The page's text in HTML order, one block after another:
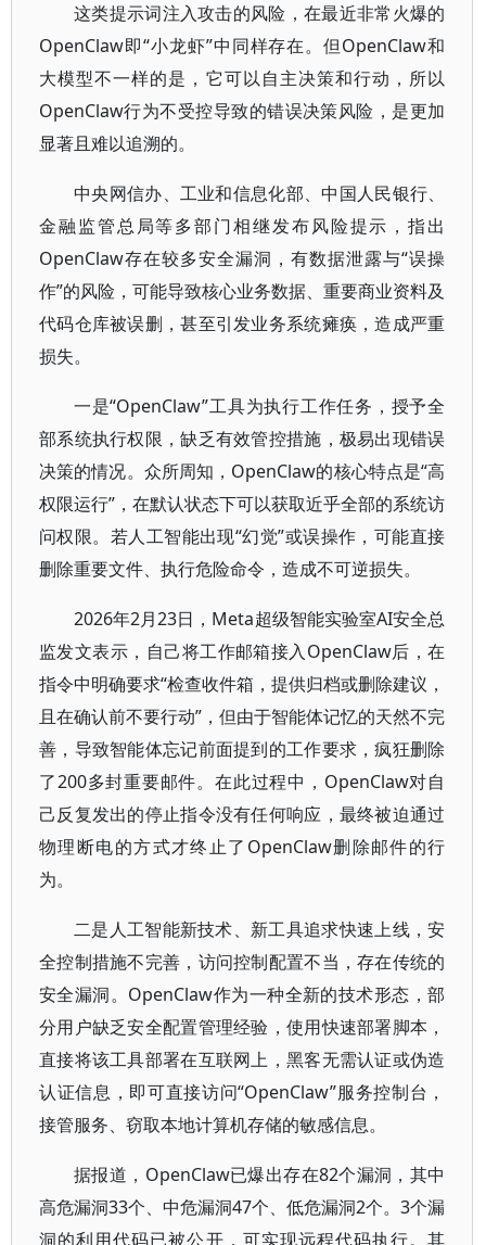
这类提示词注入攻击的风险，在最近非常火爆的
OpenClaw即“小龙虾”中同样存在。但OpenClaw和
大模型不一样的是，它可以自主决策和行动，所以
OpenClaw行为不受控导致的错误决策风险，是更加
显著且难以追溯的。
中央网信办、工业和信息化部、中国人民银行、
金融监管总局等多部门相继发布风险提示，指出
OpenClaw存在较多安全漏洞，有数据泄露与“误操
作”的风险，可能导致核心业务数据、重要商业资料及
代码仓库被误删，甚至引发业务系统瘫痪，造成严重
损失。
一是“OpenClaw”工具为执行工作任务，授予全
部系统执行权限，缺乏有效管控措施，极易出现错误
决策的情况。众所周知，OpenClaw的核心特点是“高
权限运行”，在默认状态下可以获取近乎全部的系统访
问权限。若人工智能出现“幻觉”或误操作，可能直接
删除重要文件、执行危险命令，造成不可逆损失。
2026年2月23日，Meta超级智能实验室AI安全总
监发文表示，自己将工作邮箱接入OpenClaw后，在
指令中明确要求“检查收件箱，提供归档或删除建议，
且在确认前不要行动”，但由于智能体记忆的天然不完
善，导致智能体忘记前面提到的工作要求，疯狂删除
了200多封重要邮件。在此过程中，OpenClaw对自
己反复发出的停止指令没有任何响应，最终被迫通过
物理断电的方式才终止了OpenClaw删除邮件的行
为。
二是人工智能新技术、新工具追求快速上线，安
全控制措施不完善，访问控制配置不当，存在传统的
安全漏洞。OpenClaw作为一种全新的技术形态，部
分用户缺乏安全配置管理经验，使用快速部署脚本，
直接将该工具部署在互联网上，黑客无需认证或伪造
认证信息，即可直接访问“OpenClaw”服务控制台，
接管服务、窃取本地计算机存储的敏感信息。
据报道，OpenClaw已爆出存在82个漏洞，其中
高危漏洞33个、中危漏洞47个、低危漏洞2个。3个漏
洞的利用代码已被公开，可实现远程代码执行。其